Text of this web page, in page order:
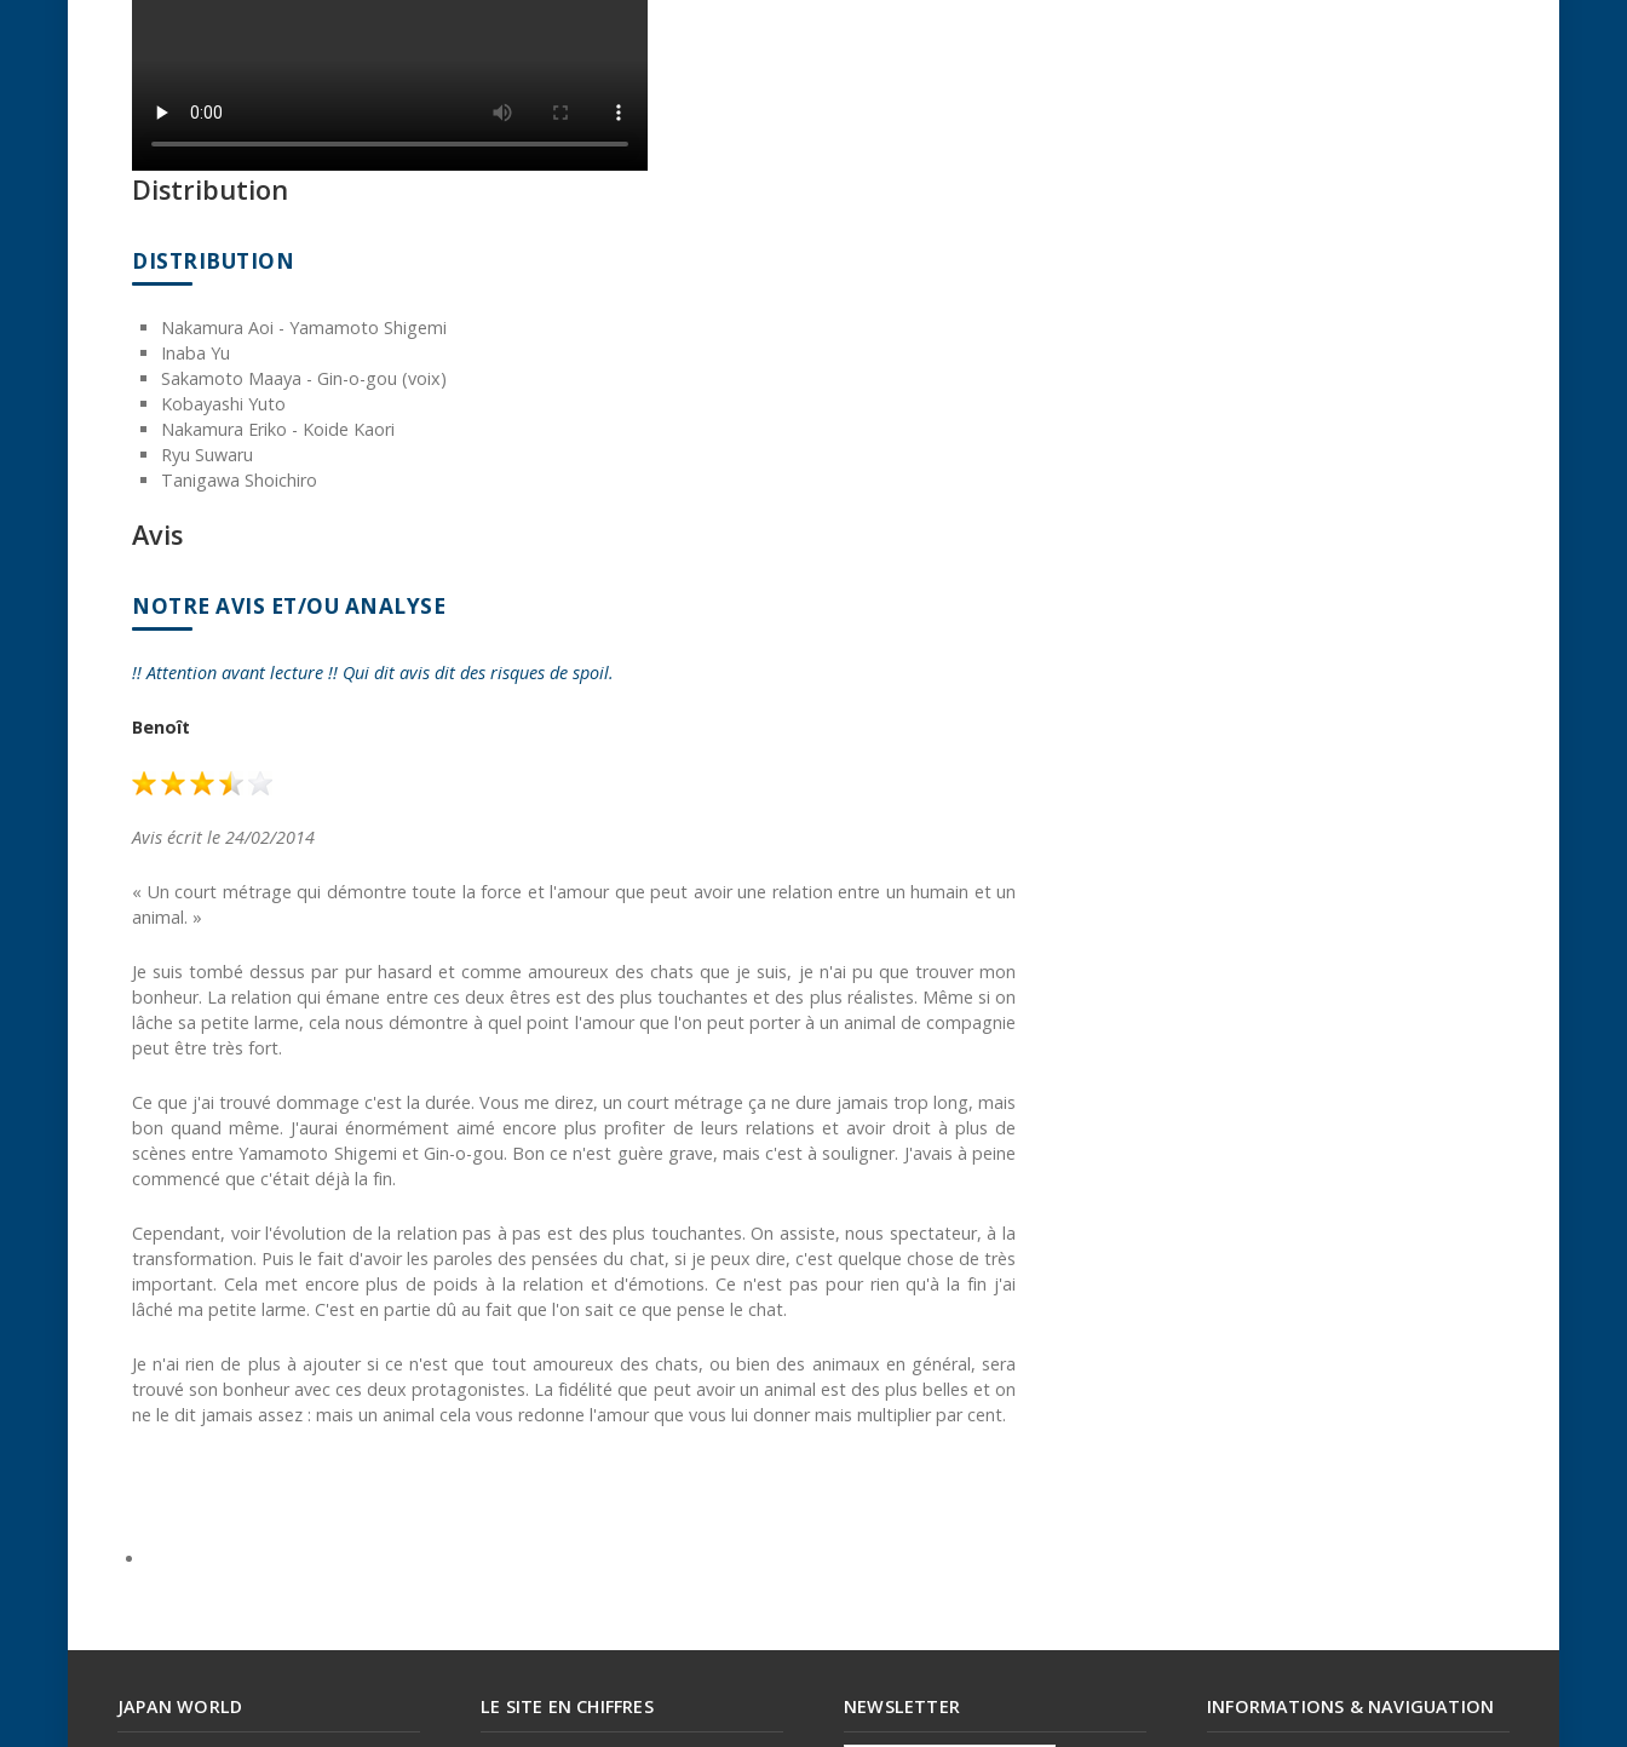
Distribution
DISTRIBUTION
Nakamura Aoi - Yamamoto Shigemi
Inaba Yu
Sakamoto Maaya - Gin-o-gou (voix)
Kobayashi Yuto
Nakamura Eriko - Koide Kaori
Ryu Suwaru
Tanigawa Shoichiro
Avis
NOTRE AVIS ET/OU ANALYSE
!! Attention avant lecture !! Qui dit avis dit des risques de spoil.
Benoît
Avis écrit le 24/02/2014
« Un court métrage qui démontre toute la force et l'amour que peut avoir une relation entre un humain et un
animal. »
Je suis tombé dessus par pur hasard et comme amoureux des chats que je suis, je n'ai pu que trouver mon
bonheur. La relation qui émane entre ces deux êtres est des plus touchantes et des plus réalistes. Même si on
lâche sa petite larme, cela nous démontre à quel point l'amour que l'on peut porter à un animal de compagnie
peut être très fort.
Ce que j'ai trouvé dommage c'est la durée. Vous me direz, un court métrage ça ne dure jamais trop long, mais
bon quand même. J'aurai énormément aimé encore plus profiter de leurs relations et avoir droit à plus de
scènes entre Yamamoto Shigemi et Gin-o-gou. Bon ce n'est guère grave, mais c'est à souligner. J'avais à peine
commencé que c'était déjà la fin.
Cependant, voir l'évolution de la relation pas à pas est des plus touchantes. On assiste, nous spectateur, à la
transformation. Puis le fait d'avoir les paroles des pensées du chat, si je peux dire, c'est quelque chose de très
important. Cela met encore plus de poids à la relation et d'émotions. Ce n'est pas pour rien qu'à la fin j'ai
lâché ma petite larme. C'est en partie dû au fait que l'on sait ce que pense le chat.
Je n'ai rien de plus à ajouter si ce n'est que tout amoureux des chats, ou bien des animaux en général, sera
trouvé son bonheur avec ces deux protagonistes. La fidélité que peut avoir un animal est des plus belles et on
ne le dit jamais assez : mais un animal cela vous redonne l'amour que vous lui donner mais multiplier par cent.
JAPAN WORLD LE SITE EN CHIFFRES NEWSLETTER INFORMATIONS & NAVIGUATION